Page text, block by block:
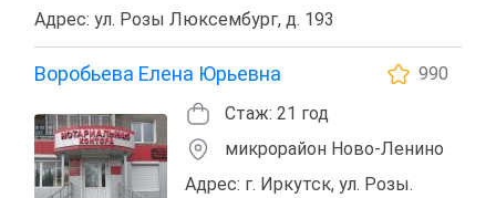
Адрес: ул. Розы Люксембург, д. 193
Воробьева Елена Юрьевна
990
Стаж: 21 год
микрорайон Ново-Ленино
Адрес: г. Иркутск, ул. Розы.